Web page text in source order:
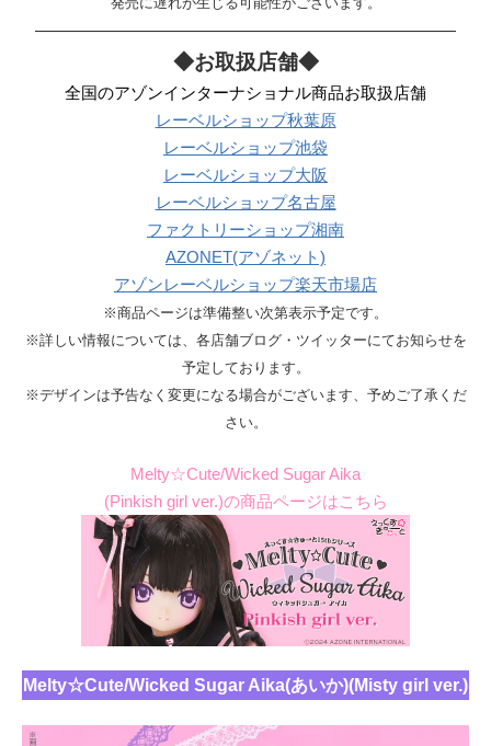
————————————————————————
◆お取扱店舗◆
全国のアゾンインターナショナル商品お取扱店舗
レーベルショップ秋葉原
レーベルショップ池袋
レーベルショップ大阪
レーベルショップ名古屋
ファクトリーショップ湘南
AZONET(アゾネット)
アゾンレーベルショップ楽天市場店
※商品ページは準備整い次第表示予定です。
※詳しい情報については、各店舗ブログ・ツイッターにてお知らせを
予定しております。
※デザインは予告なく変更になる場合がございます、予めご了承くだ
さい。
Melty☆Cute/Wicked Sugar Aika
(Pinkish girl ver.)の商品ページはこちら
Melty☆Cute/Wicked Sugar Aika(あいか)(Misty girl ver.)